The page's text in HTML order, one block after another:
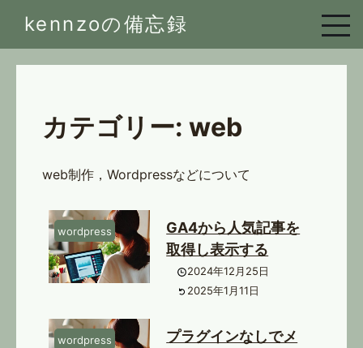
kennzoの備忘録
to
content
カテゴリー: web
web制作，Wordpressなどについて
wordpress
GA4から人気記事を
取得し表示する
2024年12月25日
2025年1月11日
wordpress
プラグインなしでメ